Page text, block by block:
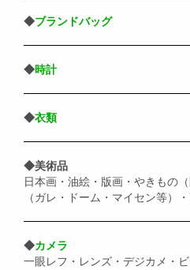
◆ブランドバッグ
◆時計
◆衣類
◆美術品
日本画・油絵・版画・やきもの
（ガレ・ドーム・マイセン等）
◆カメラ
一眼レフ・レンズ・デジカメ・ビ